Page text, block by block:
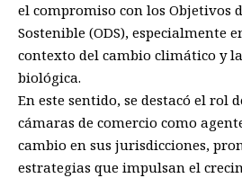
el compromiso con los Objetivos
Sostenible (ODS), especialmente
contexto del cambio climático y
biológica.
En este sentido, se destacó el rol
cámaras de comercio como
cambio en sus jurisdicciones,
estrategias que impulsan el